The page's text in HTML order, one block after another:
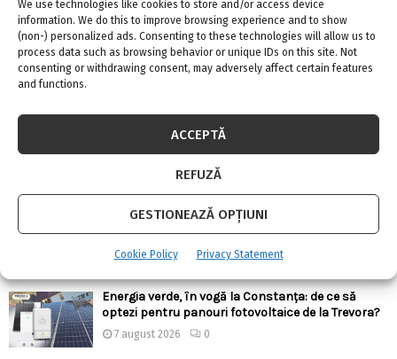
We use technologies like cookies to store and/or access device
information. We do this to improve browsing experience and to show
(non-) personalized ads. Consenting to these technologies will allow us to
process data such as browsing behavior or unique IDs on this site. Not
consenting or withdrawing consent, may adversely affect certain features
and functions.
ACCEPTĂ
REFUZĂ
GESTIONEAZĂ OPȚIUNI
Cookie Policy Privacy Statement
ARTICOLE RECENTE
Confort termic pe timpul verii cu soluțiile de
climatizare de la Casa Instalatorului
Top 5 meserii în domeniul construcțiilor
Energia verde, în vogă la Constanța: de ce să
optezi pentru panouri fotovoltaice de la Trevora?
7 august 2026 0